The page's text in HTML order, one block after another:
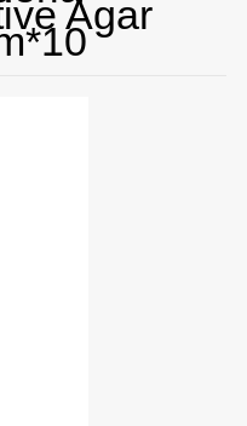
Agar